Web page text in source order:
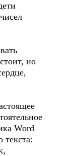
но
Word
текста: